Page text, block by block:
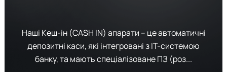
Наші Кеш-ін (CASH IN) апарати – це автоматичні
депозитні каси, які інтегровані з ІТ-системою
банку, та мають спеціалізоване ПЗ (роз...